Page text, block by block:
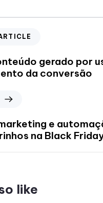
gerado por
da conversão
e
na Black
like